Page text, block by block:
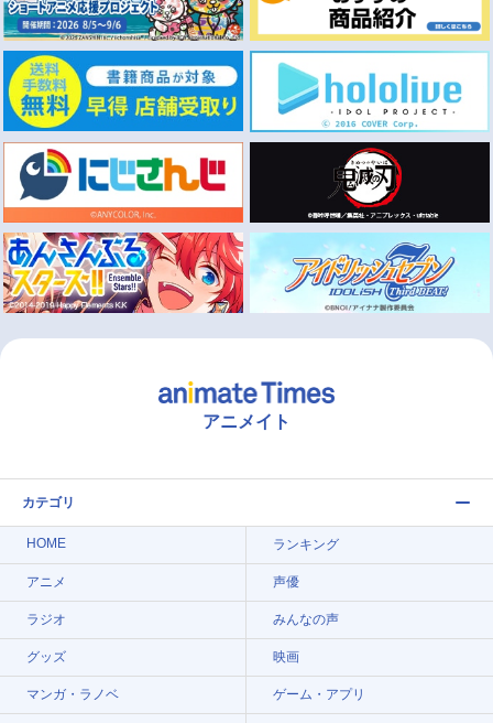
アニメイト
カテゴリ
HOME ランキング
アニメ 声優
ラジオ みんなの声
グッズ 映画
マンガ・ラノベ ゲーム・アプリ